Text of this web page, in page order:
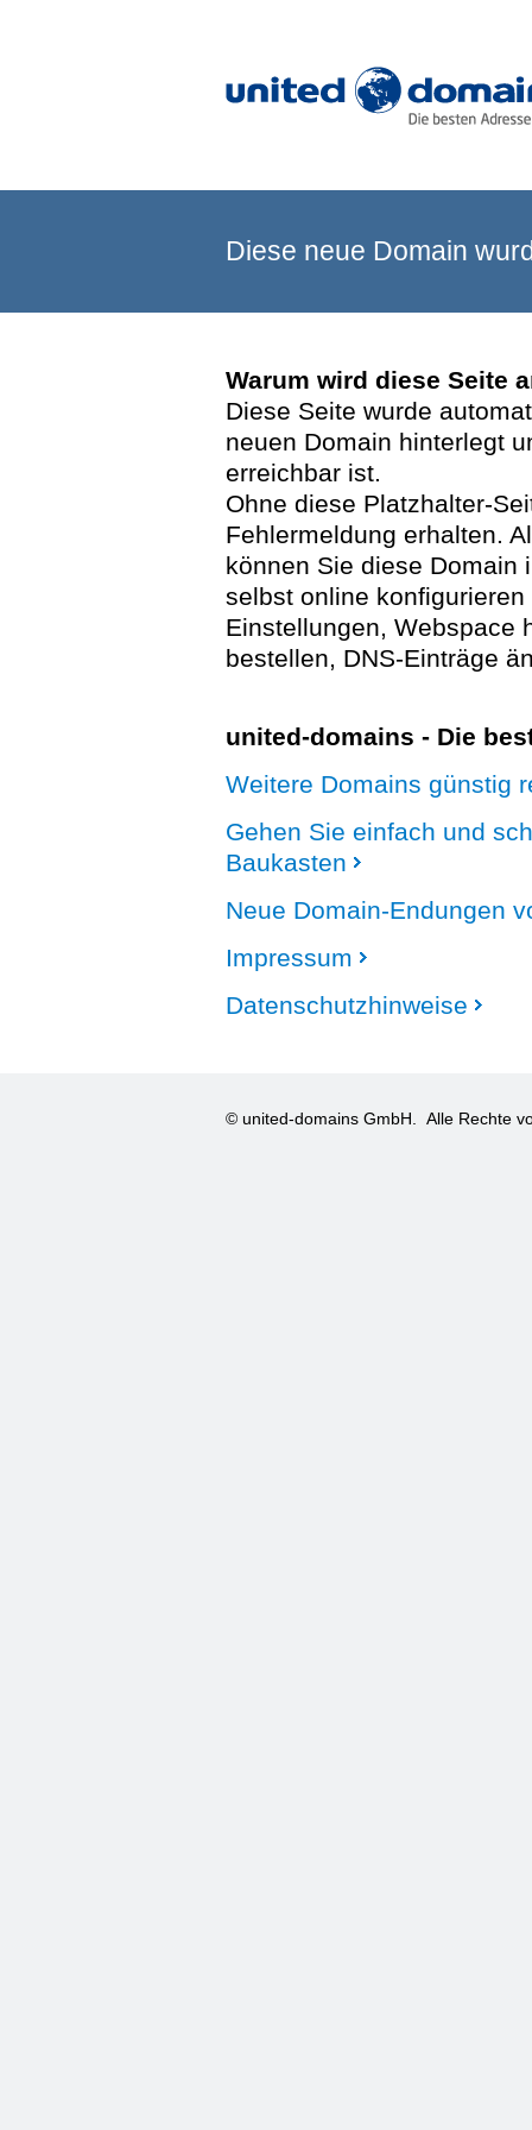
Diese neue Domain
Warum wird diese Seite
Diese Seite wurde
neuen Domain hinterlegt
erreichbar ist.
Ohne diese Platzhalter-
Fehlermeldung erhalten.
können Sie diese Domain
selbst online
Einstellungen, Webspace
bestellen, DNS-Einträge
united-domains - Die
Weitere Domains günstig
Gehen Sie einfach und
Baukasten
Neue Domain-Endungen
Impressum
Datenschutzhinweise
© united-domains GmbH. Alle Rechte